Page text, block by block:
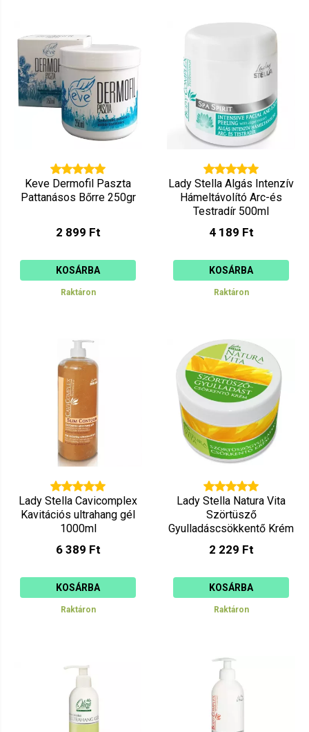
Keve Dermofil Paszta
Pattanásos Bőrre 250gr
2 899 Ft
KOSÁRBA
Raktáron
Lady Stella Algás Intenzív
Hámeltávolító Arc-és
Testradír 500ml
4 189 Ft
KOSÁRBA
Raktáron
Lady Stella Cavicomplex
Kavitációs ultrahang gél
1000ml
6 389 Ft
KOSÁRBA
Raktáron
Lady Stella Natura Vita
Szörtüsző
Gyulladáscsökkentő Krém
100ml
2 229 Ft
KOSÁRBA
Raktáron